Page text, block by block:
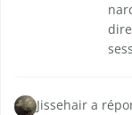
Jissehair a